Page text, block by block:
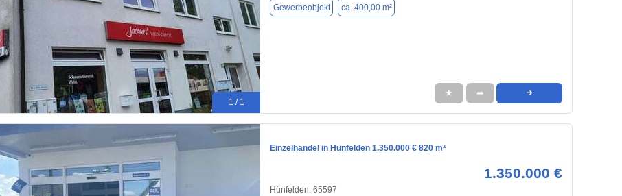
1 / 1
Gewerbeobjekt ca. 400,00 m²
★ ➦ ➜
Einzelhandel in Hünfelden 1.350.000 € 820 m²
1.350.000 €
Hünfelden, 65597